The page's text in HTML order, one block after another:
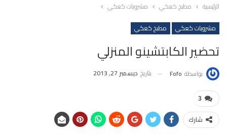
الرئيسية مطبخ كعكي
مشروبات كعكي
مشروبات كعكي
مطبخ كعكي
تحضير الكابتشينو المنزلي
بواسطة Fofo بتاريخ ديسمبر 27, 2013
3
شارك